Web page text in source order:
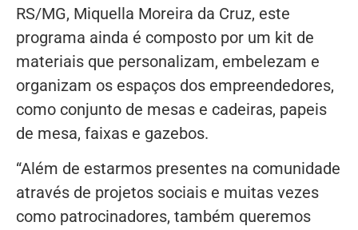
RS/MG, Miquella Moreira da Cruz, este
programa ainda é composto por um kit de
materiais que personalizam, embelezam e
organizam os espaços dos empreendedores,
como conjunto de mesas e cadeiras, papeis
de mesa, faixas e gazebos.
“Além de estarmos presentes na comunidade
através de projetos sociais e muitas vezes
como patrocinadores, também queremos